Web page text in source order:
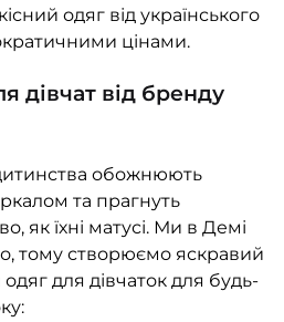
одяг від українського
цінами.
дівчат від бренду
обожнюють
та прагнуть
як їхні матусі. Ми в Демі
тому створюємо яскравий
для дівчаток для будь-